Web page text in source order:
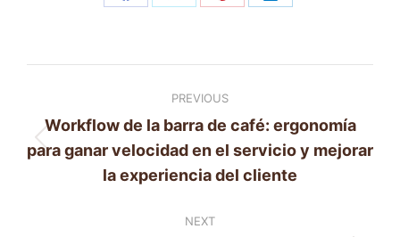
Share Share Share Share
navigation
PREVIOUS
Previous
post:
Workflow de la barra de café: ergonomía
para ganar velocidad en el servicio y mejorar
la experiencia del cliente
NEXT